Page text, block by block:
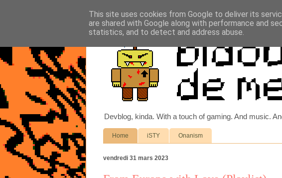
Devblog, kinda. With a touch of gaming. And music.
Home iSTY Onanism
vendredi 31 mars 2023
This site uses cookies from Google to deliver its
are shared with Google along with performance and
statistics, and to detect and address abuse.